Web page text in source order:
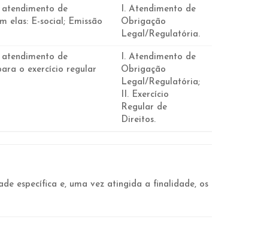
de
elas: E-social; Emissão
I. Atendimento de
Obrigação
Legal/Regulatória.
de
o exercício regular
I. Atendimento de
Obrigação
Legal/Regulatória;
II. Exercício
Regular de
Direitos.
específica e, uma vez atingida a finalidade, os